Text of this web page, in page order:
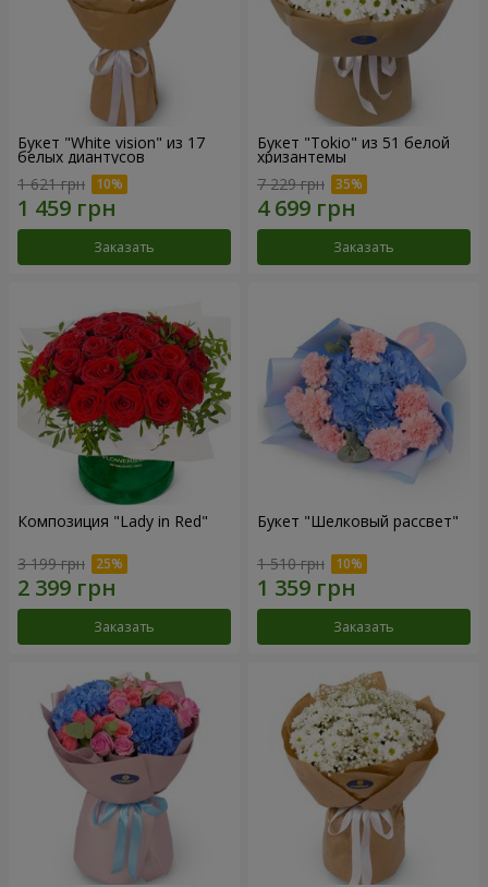
Букет "White vision" из 17
белых диантусов
1 621 грн
Заказать
Букет "Tokio" из 51 белой
хризантемы
7 229 грн
Заказать
Композиция "Lady in Red"
3 199 грн
Заказать
Букет "Шелковый рассвет"
1 510 грн
Заказать